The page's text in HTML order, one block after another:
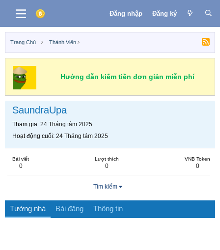
Đăng nhập Đăng ký
Trang Chủ Thành Viên
Hướng dẫn kiếm tiền đơn giản miễn phí
SaundraUpa
Tham gia 24 Tháng tám 2025
Hoạt động cuối 24 Tháng tám 2025
Bài viết
0
Lượt thích
0
VNB Token
0
Tìm kiếm
Tường nhà Bài đăng Thông tin